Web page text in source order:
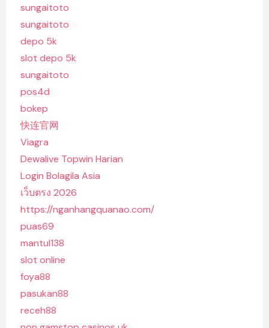
sungaitoto
sungaitoto
depo 5k
slot depo 5k
sungaitoto
pos4d
bokep
快连官网
Viagra
Dewalive Topwin Harian
Login Bolagila Asia
เว็บตรง 2026
https://nganhangquanao.com/
puas69
mantul138
slot online
foya88
pasukan88
receh88